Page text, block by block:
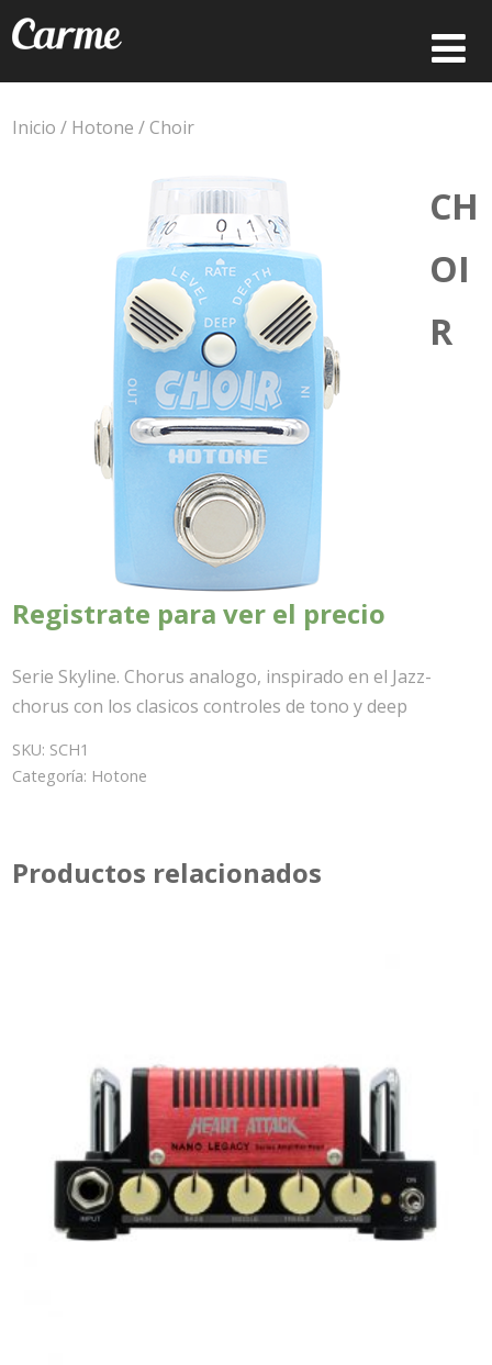
Inicio / Hotone / Choir
CH
OI
R
Registrate para ver el precio
Serie Skyline. Chorus analogo, inspirado en el Jazz-
chorus con los clasicos controles de tono y deep
SKU: SCH1
Categoría: Hotone
Productos relacionados